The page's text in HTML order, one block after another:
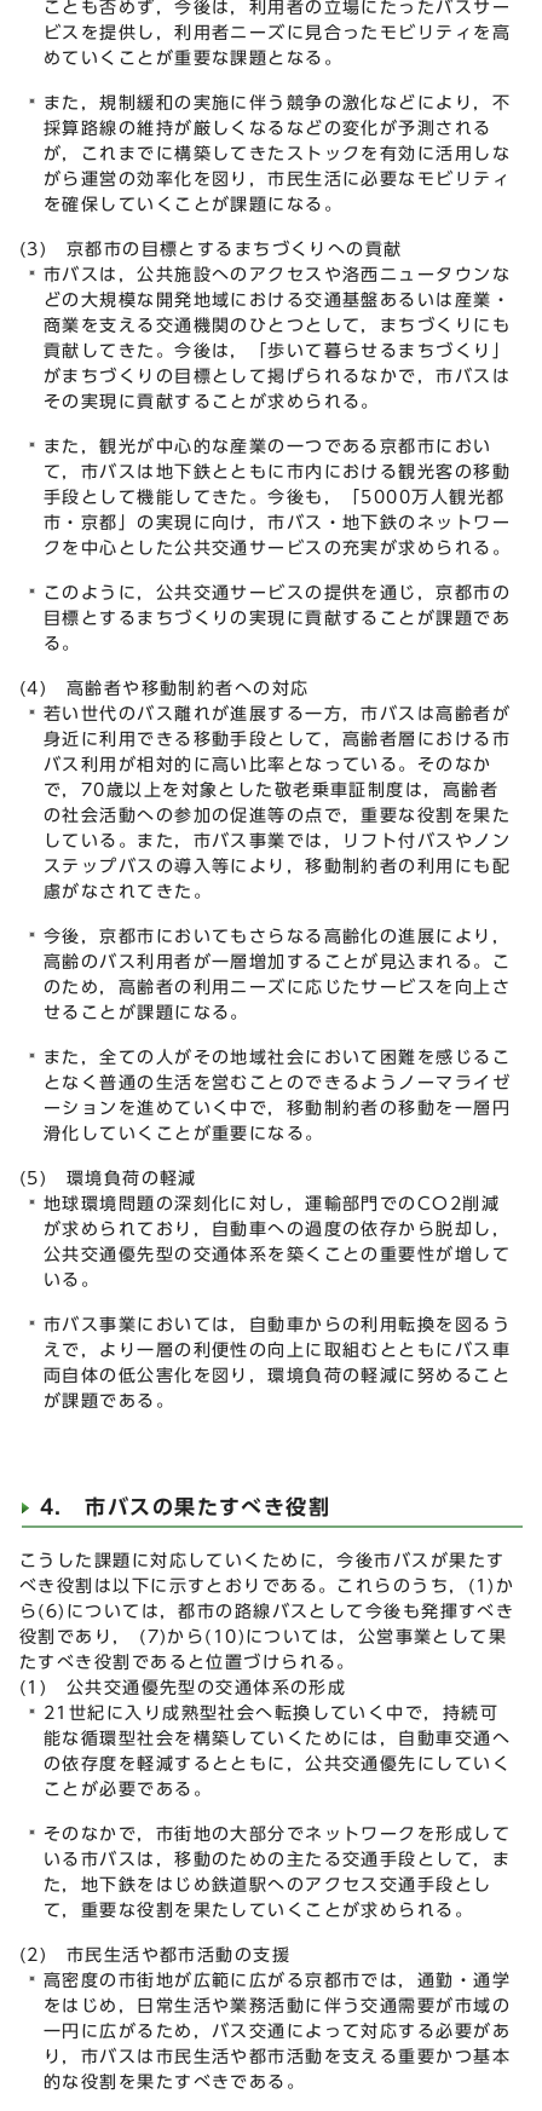
ことも否めず，今後は，利用者の立場にたったバスサー
ビスを提供し，利用者ニーズに見合ったモビリティを高
めていくことが重要な課題となる。
また，規制緩和の実施に伴う競争の激化などにより，不
採算路線の維持が厳しくなるなどの変化が予測される
が，これまでに構築してきたストックを有効に活用しな
がら運営の効率化を図り，市民生活に必要なモビリティ
を確保していくことが課題になる。
(3) 京都市の目標とするまちづくりへの貢献
市バスは，公共施設へのアクセスや洛西ニュータウンな
どの大規模な開発地域における交通基盤あるいは産業・
商業を支える交通機関のひとつとして，まちづくりにも
貢献してきた。今後は，「歩いて暮らせるまちづくり」
がまちづくりの目標として掲げられるなかで，市バスは
その実現に貢献することが求められる。
また，観光が中心的な産業の一つである京都市におい
て，市バスは地下鉄とともに市内における観光客の移動
手段として機能してきた。今後も，「5000万人観光都
市・京都」の実現に向け，市バス・地下鉄のネットワー
クを中心とした公共交通サービスの充実が求められる。
このように，公共交通サービスの提供を通じ，京都市の
目標とするまちづくりの実現に貢献することが課題であ
る。
(4) 高齢者や移動制約者への対応
若い世代のバス離れが進展する一方，市バスは高齢者が
身近に利用できる移動手段として，高齢者層における市
バス利用が相対的に高い比率となっている。そのなか
で，70歳以上を対象とした敬老乗車証制度は，高齢者
の社会活動への参加の促進等の点で，重要な役割を果た
している。また，市バス事業では，リフト付バスやノン
ステップバスの導入等により，移動制約者の利用にも配
慮がなされてきた。
今後，京都市においてもさらなる高齢化の進展により，
高齢のバス利用者が一層増加することが見込まれる。こ
のため，高齢者の利用ニーズに応じたサービスを向上さ
せることが課題になる。
また，全ての人がその地域社会において困難を感じるこ
となく普通の生活を営むことのできるようノーマライゼ
ーションを進めていく中で，移動制約者の移動を一層円
滑化していくことが重要になる。
(5) 環境負荷の軽減
地球環境問題の深刻化に対し，運輸部門でのCO2削減
が求められており，自動車への過度の依存から脱却し，
公共交通優先型の交通体系を築くことの重要性が増して
いる。
市バス事業においては，自動車からの利用転換を図るう
えで，より一層の利便性の向上に取組むとともにバス車
両自体の低公害化を図り，環境負荷の軽減に努めること
が課題である。
4. 市バスの果たすべき役割
こうした課題に対応していくために，今後市バスが果たす
べき役割は以下に示すとおりである。これらのうち，(1)か
ら(6)については，都市の路線バスとして今後も発揮すべき
役割であり， (7)から(10)については，公営事業として果
たすべき役割であると位置づけられる。
(1) 公共交通優先型の交通体系の形成
21世紀に入り成熟型社会へ転換していく中で，持続可
能な循環型社会を構築していくためには，自動車交通へ
の依存度を軽減するとともに，公共交通優先にしていく
ことが必要である。
そのなかで，市街地の大部分でネットワークを形成して
いる市バスは，移動のための主たる交通手段として，ま
た，地下鉄をはじめ鉄道駅へのアクセス交通手段とし
て，重要な役割を果たしていくことが求められる。
(2) 市民生活や都市活動の支援
高密度の市街地が広範に広がる京都市では，通勤・通学
をはじめ，日常生活や業務活動に伴う交通需要が市域の
一円に広がるため，バス交通によって対応する必要があ
り，市バスは市民生活や都市活動を支える重要かつ基本
的な役割を果たすべきである。